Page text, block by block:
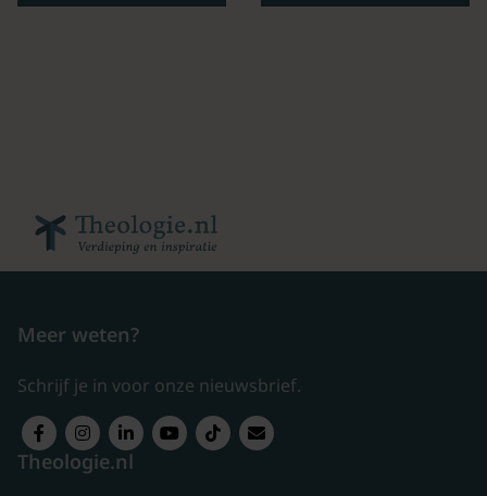
Meer weten?
Schrijf je in voor onze nieuwsbrief.
Theologie.nl